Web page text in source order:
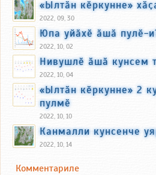
«Ылтӑн кӗркунне»
2022, 09, 30
Юпа уйӑхӗ ӑшӑ пулӗ-
2022, 10, 02
Нивушлӗ ӑшӑ кунсем
2022, 10, 04
«Ылтӑн кӗркунне» 2
пулмӗ
2022, 10, 10
Канмалли кунсенче
2022, 10, 14
Комментариле